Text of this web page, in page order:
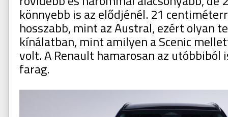
könnyebb is az elődjénél. 21
hosszabb, mint az Austral, ezért olyan
kínálatban, mint amilyen a Scenic
volt. A Renault hamarosan az
farag.